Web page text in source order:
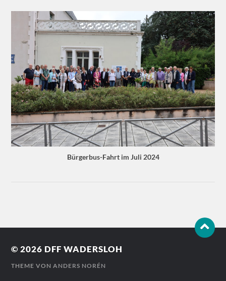
Bürgerbus-Fahrt im Juli 2024
© 2026 DFF WADERSLOH
THEME VONANDERS NORÉN